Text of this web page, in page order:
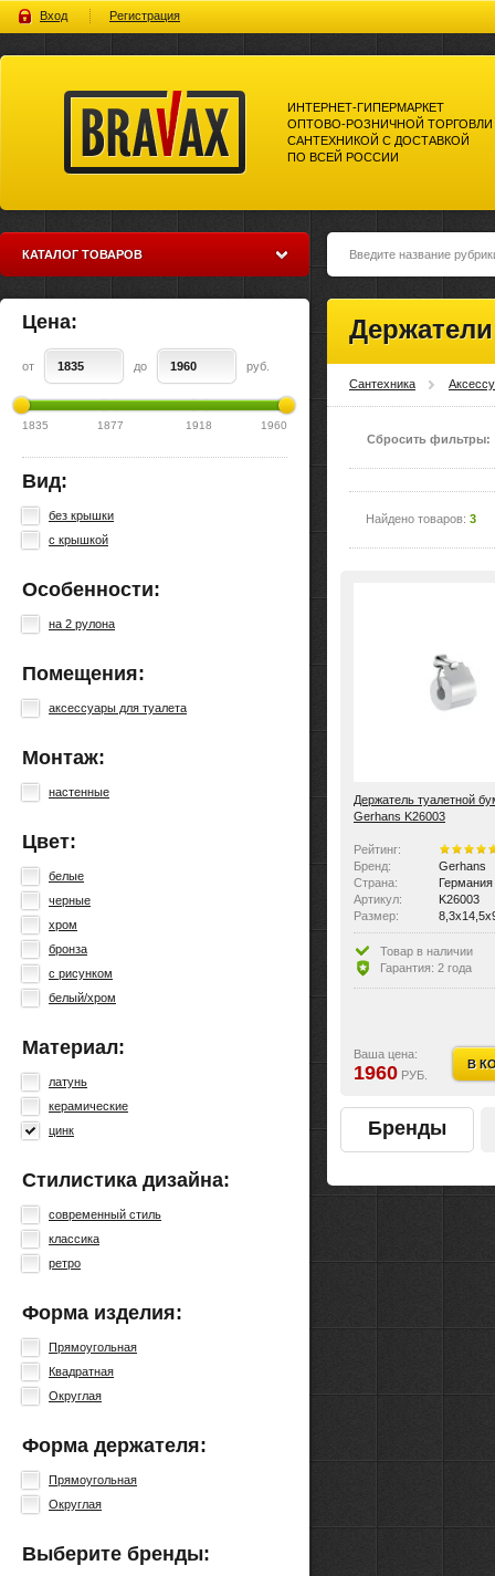
Вход Регистрация
всей россии
ИНТЕРНЕТ-ГИПЕРМАРКЕТ
ОПТОВО-РОЗНИЧНОЙ ТОРГОВЛИ
САНТЕХНИКОЙ С ДОСТАВКОЙ
ПО ВСЕЙ РОССИИ
КАТАЛОГ ТОВАРОВ
Цена:
от до руб.
1835 1877 1918 1960
Вид:
без крышки
с крышкой
Особенности:
на 2 рулона
Помещения:
аксессуары для туалета
Монтаж:
настенные
Цвет:
белые
черные
хром
бронза
с рисунком
белый/хром
Материал:
латунь
керамические
цинк
Стилистика дизайна:
современный стиль
классика
ретро
Форма изделия:
Прямоугольная
Квадратная
Округлая
Форма держателя:
Прямоугольная
Округлая
Выберите бренды:
Сантехника
Сбросить фильтры:
Найдено товаров: 3
Держатель туалетной
Gerhans K26003
Рейтинг:
Бренд:
Gerhans
Страна:
Германия
Артикул:
K26003
Размер:
Вид:
с
Товар в наличии
Гарантия: 2 года
Ваша цена:
1960 РУБ.
В
Бренды